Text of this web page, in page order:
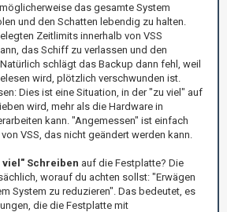
das gesamte System
und den Schatten lebendig zu halten.
Zeitlimits innerhalb von VSS
das Schiff zu verlassen und den
schlägt das Backup dann fehl, weil
wird, plötzlich verschwunden ist.
Dies ist eine Situation, in der "zu viel" auf
wird, mehr als die Hardware in
kann. "Angemessen" ist einfach
VSS, das nicht geändert werden kann.
Schreiben auf die Festplatte? Die
worauf du achten sollst: "Erwägen
System zu reduzieren". Das bedeutet, es
die die Festplatte mit